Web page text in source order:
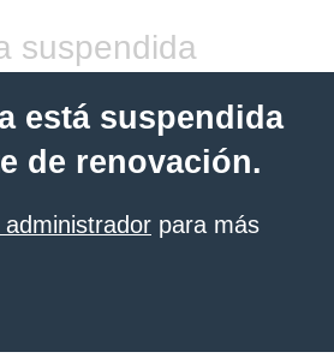
suspendida
está suspendida
de renovación.
para más